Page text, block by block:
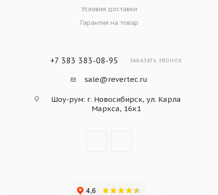
Условия доставки
Гарантия на товар
+7 383 383-08-95 ЗАКАЗАТЬ ЗВОНОК
sale@revertec.ru
Шоу-рум: г. Новосибирск, ул. Карла
Маркса, 16к1